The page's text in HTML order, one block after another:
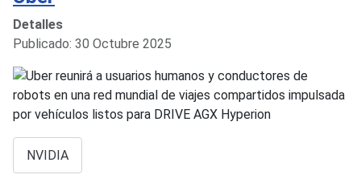
Detalles
Publicado: 30 Octubre 2025
NVIDIA